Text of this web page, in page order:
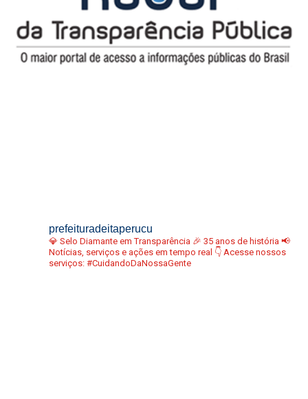
prefeituradeitaperucu
💎 Selo Diamante em Transparência 🎉 35 anos de história 📢
Notícias, serviços e ações em tempo real 👇 Acesse nossos
serviços: #CuidandoDaNossaGente